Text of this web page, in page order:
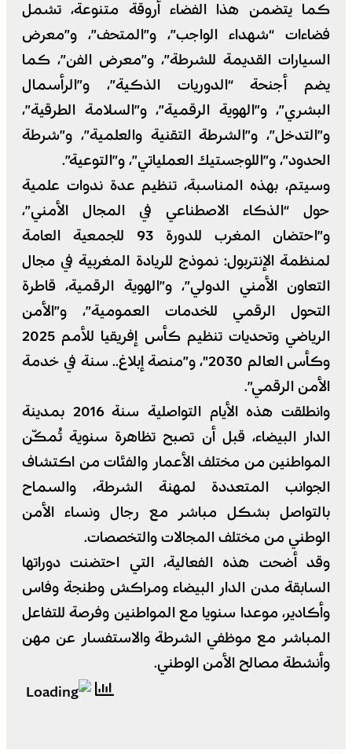
كما يتضمن هذا الفضاء أروقة متنوعة، تشمل
فضاءات “شهداء الواجب”، و”المتحف”، و”معرض
السيارات القديمة للشرطة”، و”معرض الفن”، كما
يضم أجنحة “الدوريات الذكية”، و”الرأسمال
البشري”، و”الهوية الرقمية”، و”السلامة الطرقية”،
و”التدخل”، و”الشرطة التقنية والعلمية”، و”شرطة
الحدود”، و”اللوجستيك العملياتي”، و”التوعية”.
وسيتم، بهذه المناسبة، تنظيم عدة ندوات علمية
حول “الذكاء الاصطناعي في المجال الأمني”،
و”احتضان المغرب للدورة 93 للجمعية العامة
لمنظمة الإنتربول: نموذج للريادة المغربية في مجال
التعاون الأمني الدولي”، و”الهوية الرقمية، قاطرة
التحول الرقمي للخدمات العمومية”، و”الأمن
الرياضي وتحديات تنظيم كأس إفريقيا للأمم 2025
وكأس العالم 2030″، و”منصة إبلاغ.. سنة في خدمة
الأمن الرقمي”.
وانطلقت هذه الأيام التواصلية سنة 2016 بمدينة
الدار البيضاء، قبل أن تصبح تظاهرة سنوية تُمكّن
المواطنين من مختلف الأعمار والفئات من اكتشاف
الجوانب المتعددة لمهنة الشرطة، والسماح
بالتواصل بشكل مباشر مع رجال ونساء الأمن
الوطني من مختلف المجالات والتخصصات.
وقد أضحت هذه الفعالية، التي احتضنت دوراتها
السابقة مدن الدار البيضاء ومراكش وطنجة وفاس
وأكادير، موعدا سنويا مع المواطنين وفرصة للتفاعل
المباشر مع موظفي الشرطة والاستفسار عن مهن
وأنشطة مصالح الأمن الوطني.